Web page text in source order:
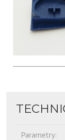
Parametry: